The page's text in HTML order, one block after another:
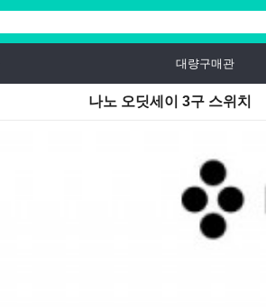
대량구매관
나노 오딧세이 3구 스위치